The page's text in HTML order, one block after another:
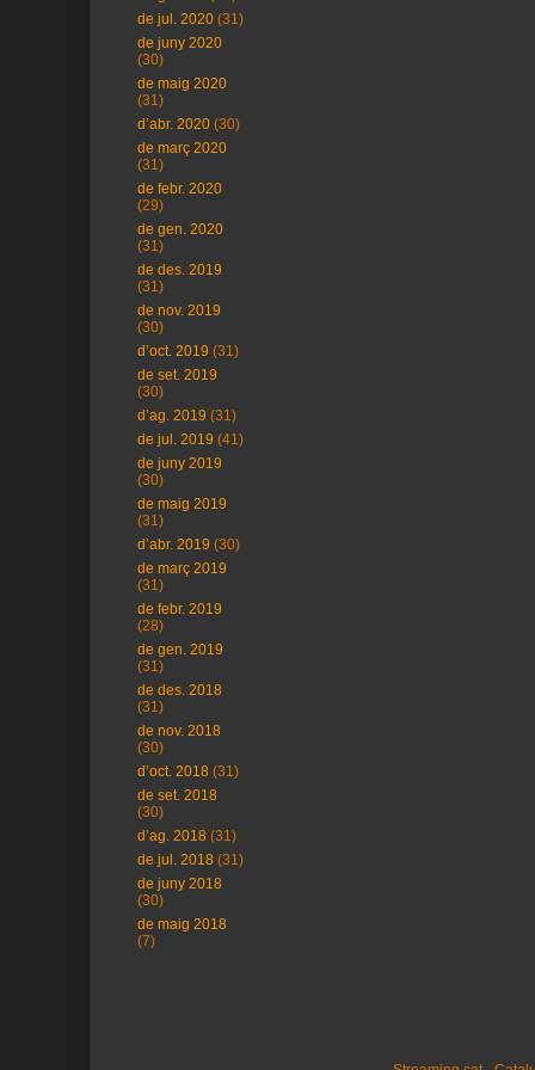
de jul. 2020 (31)
de juny 2020
(30)
de maig 2020
(31)
d’abr. 2020 (30)
de març 2020
(31)
de febr. 2020
(29)
de gen. 2020
(31)
de des. 2019
(31)
de nov. 2019
(30)
d’oct. 2019 (31)
de set. 2019
(30)
d’ag. 2019 (31)
de jul. 2019 (41)
de juny 2019
(30)
de maig 2019
(31)
d’abr. 2019 (30)
de març 2019
(31)
de febr. 2019
(28)
de gen. 2019
(31)
de des. 2018
(31)
de nov. 2018
(30)
d’oct. 2018 (31)
de set. 2018
(30)
d’ag. 2018 (31)
de jul. 2018 (31)
de juny 2018
(30)
de maig 2018
(7)